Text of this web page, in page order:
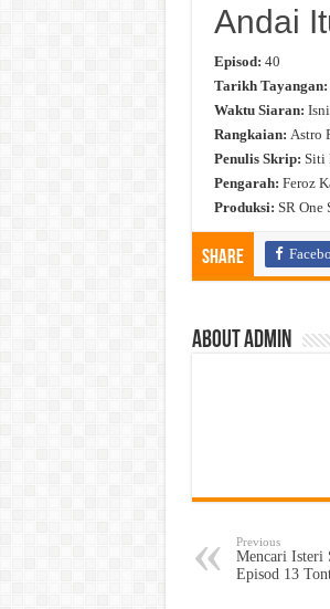
Andai
Episod: 40
Tarikh Tayangan:
Waktu Siaran:
Rangkaian: Astro
Penulis Skrip: Siti
Pengarah: Feroz
Produksi: SR One
Share
About admin
Previous
Mencari Isteri
Episod 13